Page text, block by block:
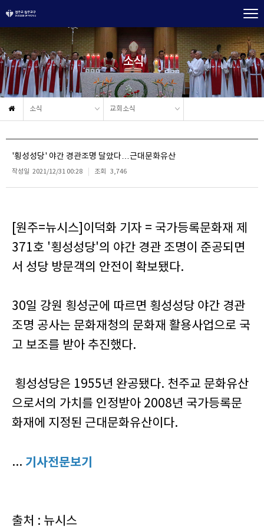
소식
소식 교회소식
'횡성성당' 야간 경관조명 달았다…근대문화유산
작성일 2021/12/31 00:28 조회 3,746
[원주=뉴시스]이덕화 기자 = 국가등록문화재 제
371호 '횡성성당'의 야간 경관 조명이 준공되면
서 성당 방문객의 안전이 확보됐다.
30일 강원 횡성군에 따르면 횡성성당 야간 경관
조명 공사는 문화재청의 문화재 활용사업으로 국
고 보조를 받아 추진했다.
횡성성당은 1955년 완공됐다. 천주교 문화유산
으로서의 가치를 인정받아 2008년 국가등록문
화재에 지정된 근대문화유산이다.
... 기사전문보기
출처 : 뉴시스